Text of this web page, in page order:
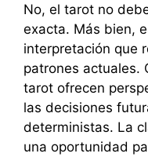
No, el tarot no
exacta. Más bien,
interpretación que
patrones actuales.
tarot ofrecen
las decisiones
deterministas. La
una oportunidad